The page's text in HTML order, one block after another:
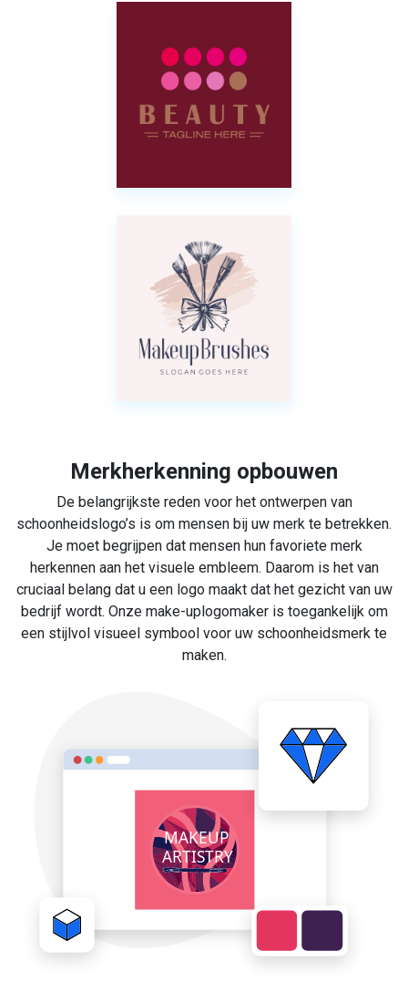
Merkherkenning opbouwen
De belangrijkste reden voor het ontwerpen van
schoonheidslogo’s is om mensen bij uw merk te betrekken.
Je moet begrijpen dat mensen hun favoriete merk
herkennen aan het visuele embleem. Daarom is het van
cruciaal belang dat u een logo maakt dat het gezicht van uw
bedrijf wordt. Onze make-uplogomaker is toegankelijk om
een stijlvol visueel symbool voor uw schoonheidsmerk te
maken.